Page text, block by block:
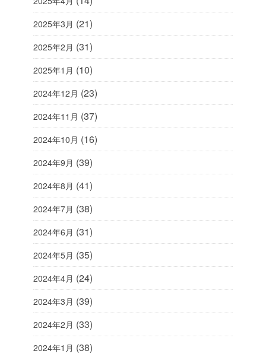
2025年3月 (21)
2025年2月 (31)
2025年1月 (10)
2024年12月 (23)
2024年11月 (37)
2024年10月 (16)
2024年9月 (39)
2024年8月 (41)
2024年7月 (38)
2024年6月 (31)
2024年5月 (35)
2024年4月 (24)
2024年3月 (39)
2024年2月 (33)
2024年1月 (38)